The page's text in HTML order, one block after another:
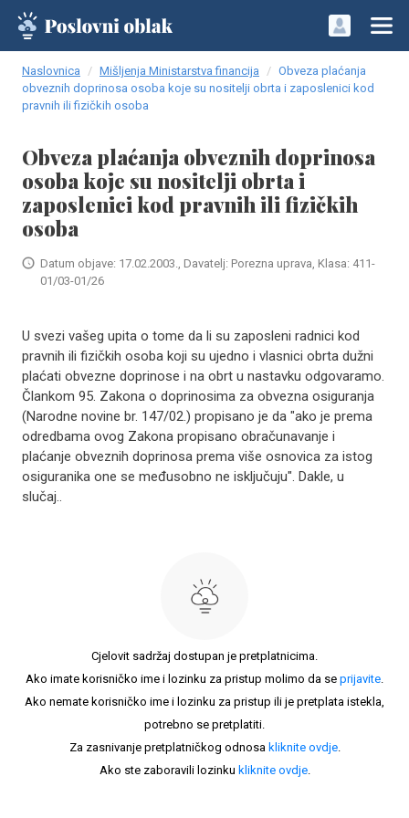
Naslovnica Mišljenja Ministarstva financija
Obveza plaćanja
obveznih doprinosa osoba koje su nositelji obrta i zaposlenici kod
pravnih ili fizičkih osoba
Obveza plaćanja obveznih doprinosa
osoba koje su nositelji obrta i
zaposlenici kod pravnih ili fizičkih
osoba
Datum objave: 17.02.2003., Davatelj: Porezna uprava, Klasa: 411-
01/03-01/26
U svezi vašeg upita o tome da li su zaposleni radnici kod
pravnih ili fizičkih osoba koji su ujedno i vlasnici obrta dužni
plaćati obvezne doprinose i na obrt u nastavku odgovaramo.
Člankom 95. Zakona o doprinosima za obvezna osiguranja
(Narodne novine br. 147/02.) propisano je da "ako je prema
odredbama ovog Zakona propisano obračunavanje i
plaćanje obveznih doprinosa prema više osnovica za istog
osiguranika one se međusobno ne isključuju". Dakle, u
slučaj..
Cjelovit sadržaj dostupan je pretplatnicima.
Ako imate korisničko ime i lozinku za pristup molimo da se prijavite.
Ako nemate korisničko ime i lozinku za pristup ili je pretplata istekla,
potrebno se pretplatiti.
Za zasnivanje pretplatničkog odnosa kliknite ovdje.
Ako ste zaboravili lozinku kliknite ovdje.